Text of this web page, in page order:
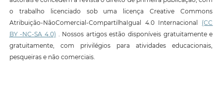
o trabalho licenciado sob uma licença Creative Commons
Atribuição-NãoComercial-CompartilhaIgual 4.0 Internacional (CC
BY -NC-SA 4.0) . Nossos artigos estão disponíveis gratuitamente e
gratuitamente, com privilégios para atividades educacionais,
pesqueiras e não comerciais.